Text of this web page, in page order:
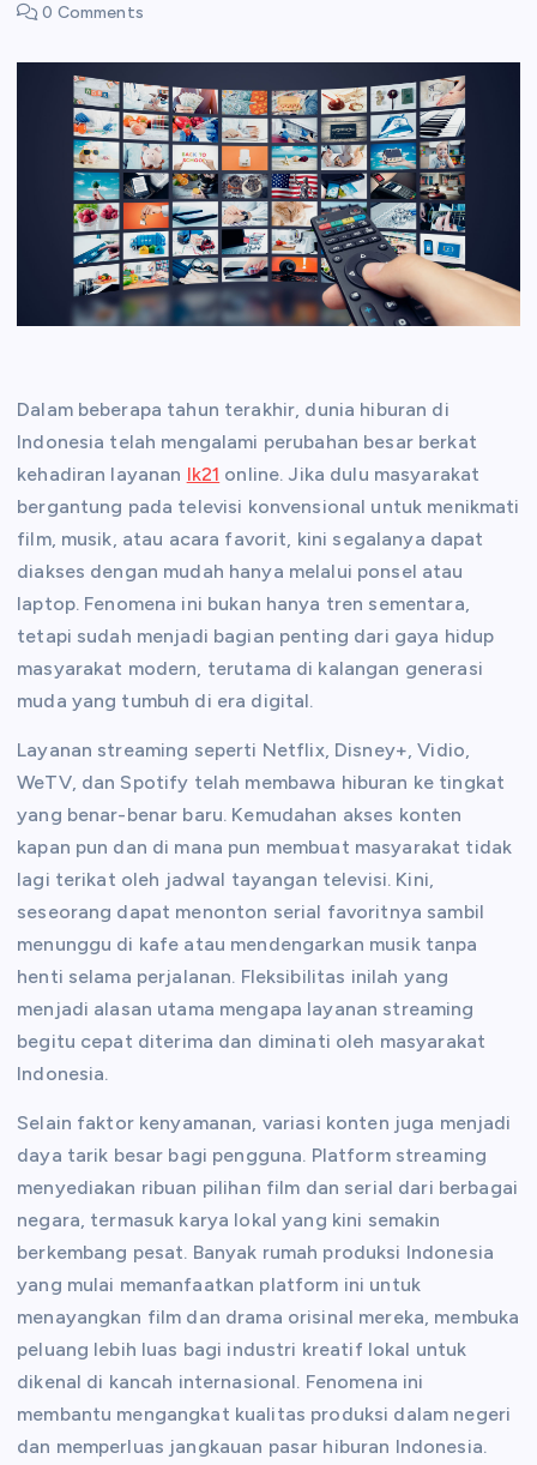
0 Comments
Dalam beberapa tahun terakhir, dunia hiburan di
Indonesia telah mengalami perubahan besar berkat
kehadiran layanan lk21 online. Jika dulu masyarakat
bergantung pada televisi konvensional untuk menikmati
film, musik, atau acara favorit, kini segalanya dapat
diakses dengan mudah hanya melalui ponsel atau
laptop. Fenomena ini bukan hanya tren sementara,
tetapi sudah menjadi bagian penting dari gaya hidup
masyarakat modern, terutama di kalangan generasi
muda yang tumbuh di era digital.
Layanan streaming seperti Netflix, Disney+, Vidio,
WeTV, dan Spotify telah membawa hiburan ke tingkat
yang benar-benar baru. Kemudahan akses konten
kapan pun dan di mana pun membuat masyarakat tidak
lagi terikat oleh jadwal tayangan televisi. Kini,
seseorang dapat menonton serial favoritnya sambil
menunggu di kafe atau mendengarkan musik tanpa
henti selama perjalanan. Fleksibilitas inilah yang
menjadi alasan utama mengapa layanan streaming
begitu cepat diterima dan diminati oleh masyarakat
Indonesia.
Selain faktor kenyamanan, variasi konten juga menjadi
daya tarik besar bagi pengguna. Platform streaming
menyediakan ribuan pilihan film dan serial dari berbagai
negara, termasuk karya lokal yang kini semakin
berkembang pesat. Banyak rumah produksi Indonesia
yang mulai memanfaatkan platform ini untuk
menayangkan film dan drama orisinal mereka, membuka
peluang lebih luas bagi industri kreatif lokal untuk
dikenal di kancah internasional. Fenomena ini
membantu mengangkat kualitas produksi dalam negeri
dan memperluas jangkauan pasar hiburan Indonesia.